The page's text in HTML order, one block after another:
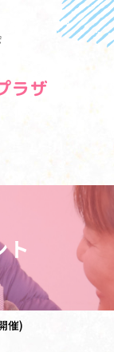
ラザ
ト
催)